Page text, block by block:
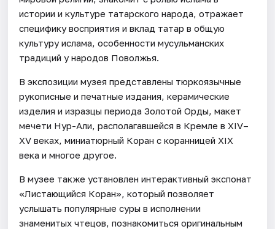
истории и культуре татарского народа, отражает
специфику восприятия и вклад татар в общую
культуру ислама, особенности мусульманских
традиций у народов Поволжья.
В экспозиции музея представлены тюркоязычные
рукописные и печатные издания, керамические
изделия и изразцы периода Золотой Орды, макет
мечети Нур-Али, располагавшейся в Кремле в XIV–
XV веках, миниатюрный Коран с коранницей XIX
века и многое другое.
В музее также установлен интерактивный экспонат
«Листающийся Коран», который позволяет
услышать популярные суры в исполнении
знаменитых чтецов, познакомиться оригинальным